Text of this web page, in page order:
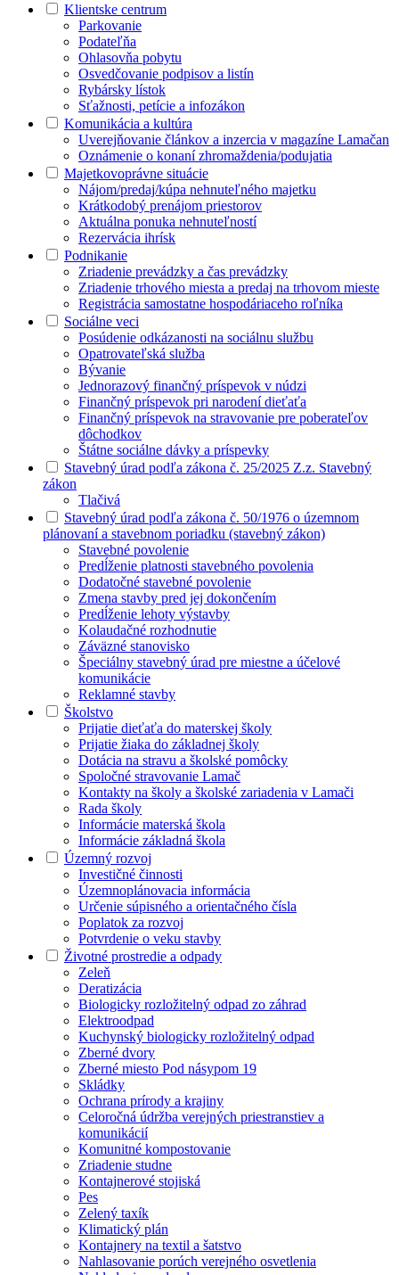
Klientske centrum
Parkovanie
Podateľňa
Ohlasovňa pobytu
Osvedčovanie podpisov a listín
Rybársky lístok
Sťažnosti, petície a infozákon
Komunikácia a kultúra
Uverejňovanie článkov a inzercia v magazíne Lamačan
Oznámenie o konaní zhromaždenia/podujatia
Majetkovoprávne situácie
Nájom/predaj/kúpa nehnuteľného majetku
Krátkodobý prenájom priestorov
Aktuálna ponuka nehnuteľností
Rezervácia ihrísk
Podnikanie
Zriadenie prevádzky a čas prevádzky
Zriadenie trhového miesta a predaj na trhovom mieste
Registrácia samostatne hospodáriaceho roľníka
Sociálne veci
Posúdenie odkázanosti na sociálnu službu
Opatrovateľská služba
Bývanie
Jednorazový finančný príspevok v núdzi
Finančný príspevok pri narodení dieťaťa
Finančný príspevok na stravovanie pre poberateľov
dôchodkov
Štátne sociálne dávky a príspevky
Stavebný úrad podľa zákona č. 25/2025 Z.z. Stavebný
zákon
Tlačivá
Stavebný úrad podľa zákona č. 50/1976 o územnom
plánovaní a stavebnom poriadku (stavebný zákon)
Stavebné povolenie
Predĺženie platnosti stavebného povolenia
Dodatočné stavebné povolenie
Zmena stavby pred jej dokončením
Predĺženie lehoty výstavby
Kolaudačné rozhodnutie
Záväzné stanovisko
Špeciálny stavebný úrad pre miestne a účelové
komunikácie
Reklamné stavby
Školstvo
Prijatie dieťaťa do materskej školy
Prijatie žiaka do základnej školy
Dotácia na stravu a školské pomôcky
Spoločné stravovanie Lamač
Kontakty na školy a školské zariadenia v Lamači
Rada školy
Informácie materská škola
Informácie základná škola
Územný rozvoj
Investičné činnosti
Územnoplánovacia informácia
Určenie súpisného a orientačného čísla
Poplatok za rozvoj
Potvrdenie o veku stavby
Životné prostredie a odpady
Zeleň
Deratizácia
Biologicky rozložitelný odpad zo záhrad
Elektroodpad
Kuchynský biologicky rozložitelný odpad
Zberné dvory
Zberné miesto Pod násypom 19
Skládky
Ochrana prírody a krajiny
Celoročná údržba verejných priestranstiev a
komunikácií
Komunitné kompostovanie
Zriadenie studne
Kontajnerové stojiská
Pes
Zelený taxík
Klimatický plán
Kontajnery na textil a šatstvo
Nahlasovanie porúch verejného osvetlenia